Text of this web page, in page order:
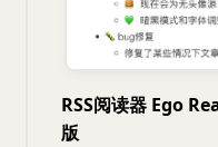
RSS阅读器 Ego
版